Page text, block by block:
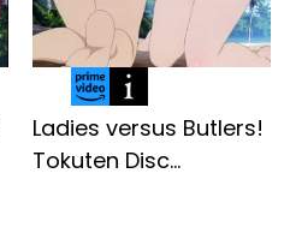
Ladies versus Butlers!
Tokuten Disc...